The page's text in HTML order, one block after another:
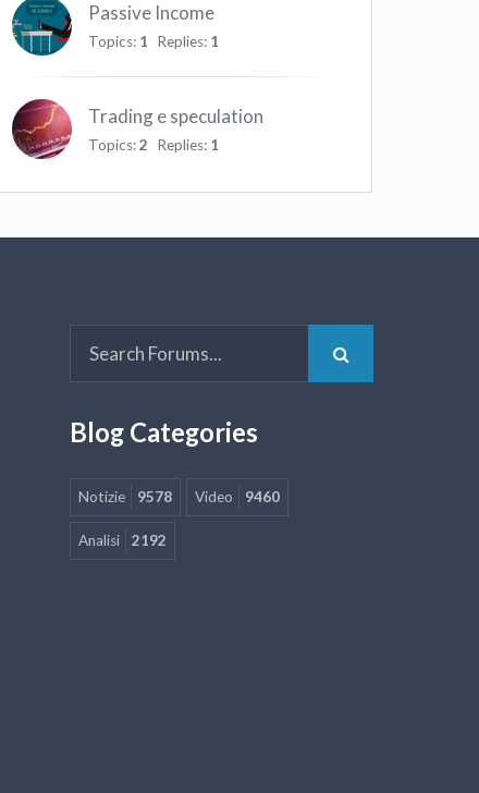
Passive Income
Topics: 1 Replies: 1
Trading e speculation
Topics:2 Replies: 1
Blog Categories
Notizie 9578 Video 9460
Analisi 2192